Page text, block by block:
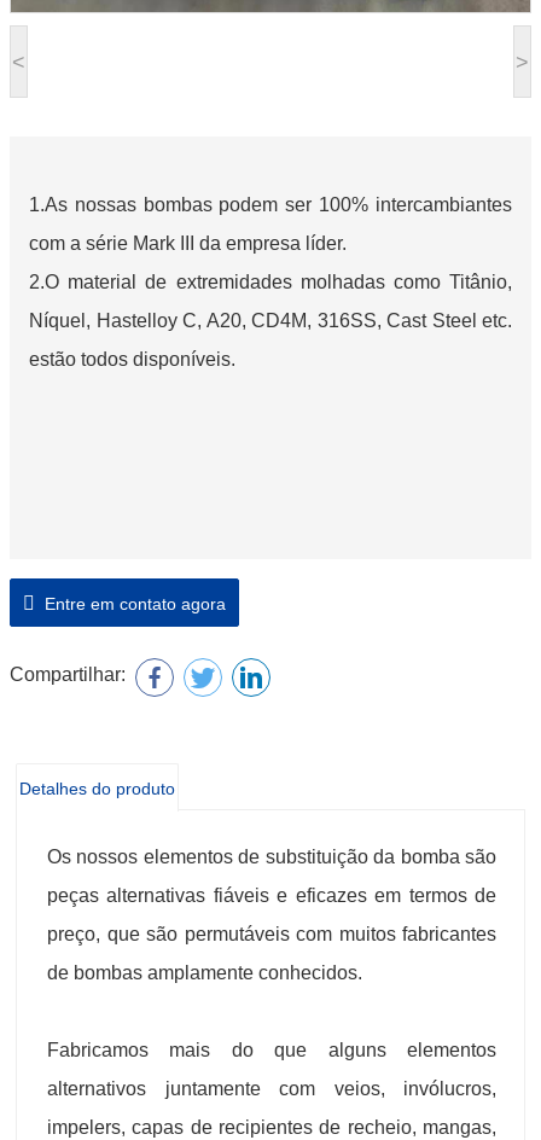
< >
1.As nossas bombas podem ser 100% intercambiantes
com a série Mark III da empresa líder.
2.O material de extremidades molhadas como Titânio,
Níquel, Hastelloy C, A20, CD4M, 316SS, Cast Steel etc.
estão todos disponíveis.
Entre em contato agora
Compartilhar:
Detalhes do produto
Os nossos elementos de substituição da bomba são
peças alternativas fiáveis e eficazes em termos de
preço, que são permutáveis com muitos fabricantes
de bombas amplamente conhecidos.
Fabricamos mais do que alguns elementos
alternativos juntamente com veios, invólucros,
impelers, capas de recipientes de recheio, mangas,